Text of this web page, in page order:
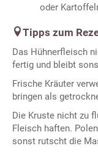
oder
Tipps zum
Das Hühnerfleisch
fertig und bleibt
Frische Kräuter
bringen als
Die Kruste nicht zu
Fleisch haften.
sonst rutscht die